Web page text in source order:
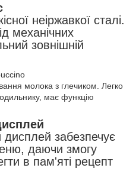
неіржавкої сталі.
механічних
зовнішній
молока з глечиком. Легко
має функцію
забезпечує
даючи змогу
в пам'яті рецепт